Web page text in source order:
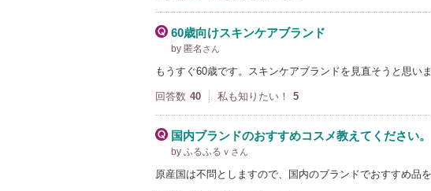
60歳向けスキンケアブランド
by 匿名 さん
もうすぐ60歳です。スキンケアブランドを見直そうと思
回答数 40 私も知りたい！ 5
国内ブランドのおすすめコスメ教えてください。
by ふるふるｖ さん
原産国は不問としますので、国内のブランドでおすすめ品